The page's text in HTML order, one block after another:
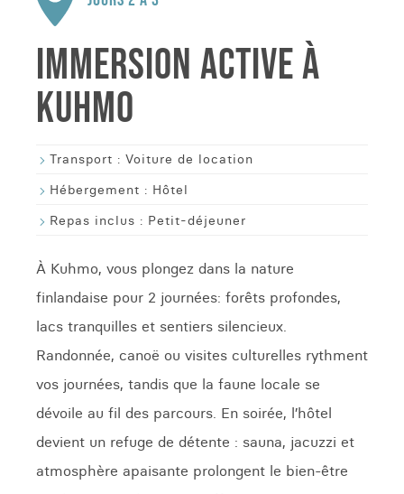
IMMERSION ACTIVE À
KUHMO
Transport : Voiture de location
Hébergement : Hôtel
Repas inclus : Petit-déjeuner
À Kuhmo, vous plongez dans la nature
finlandaise pour 2 journées: forêts profondes,
lacs tranquilles et sentiers silencieux.
Randonnée, canoë ou visites culturelles rythment
vos journées, tandis que la faune locale se
dévoile au fil des parcours. En soirée, l’hôtel
devient un refuge de détente : sauna, jacuzzi et
atmosphère apaisante prolongent le bien-être